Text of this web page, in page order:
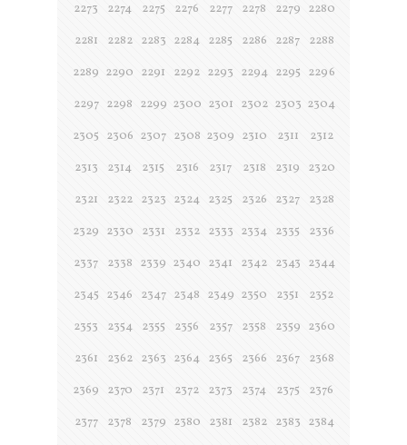
2273
2274 2275 2276 2277 2278 2279 2280
2281
2282 2283 2284 2285 2286 2287
2288
2289 2290 2291 2292 2293 2294 2295 2296
2297 2298 2299 2300 2301 2302 2303 2304
2305 2306 2307 2308 2309 2310 2311
2312
2313
2314 2315 2316 2317 2318 2319
2320
2321
2322 2323 2324 2325 2326 2327
2328
2329 2330 2331 2332 2333 2334 2335
2336
2337
2338 2339 2340 2341 2342 2343 2344
2345 2346 2347 2348 2349 2350 2351
2352
2353
2354 2355 2356 2357 2358 2359 2360
2361
2362 2363 2364 2365 2366 2367
2368
2369
2370 2371 2372 2373 2374 2375
2376
2377
2378 2379 2380 2381 2382 2383 2384